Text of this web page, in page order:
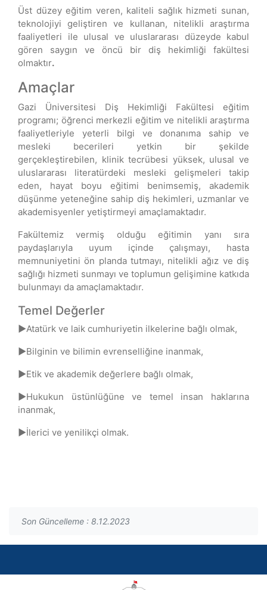
Üst düzey eğitim veren, kaliteli sağlık hizmeti sunan,
teknolojiyi geliştiren ve kullanan, nitelikli araştırma
faaliyetleri ile ulusal ve uluslararası düzeyde kabul
gören saygın ve öncü bir diş hekimliği fakültesi
olmaktır.
Amaçlar
Gazi Üniversitesi Diş Hekimliği Fakültesi eğitim
programı; öğrenci merkezli eğitim ve nitelikli araştırma
faaliyetleriyle yeterli bilgi ve donanıma sahip ve
mesleki becerileri yetkin bir şekilde
gerçekleştirebilen, klinik tecrübesi yüksek, ulusal ve
uluslararası literatürdeki mesleki gelişmeleri takip
eden, hayat boyu eğitimi benimsemiş, akademik
düşünme yeteneğine sahip diş hekimleri, uzmanlar ve
akademisyenler yetiştirmeyi amaçlamaktadır.
Fakültemiz vermiş olduğu eğitimin yanı sıra
paydaşlarıyla uyum içinde çalışmayı, hasta
memnuniyetini ön planda tutmayı, nitelikli ağız ve diş
sağlığı hizmeti sunmayı ve toplumun gelişimine katkıda
bulunmayı da amaçlamaktadır.
Temel Değerler
►Atatürk ve laik cumhuriyetin ilkelerine bağlı olmak,
►Bilginin ve bilimin evrenselliğine inanmak,
►Etik ve akademik değerlere bağlı olmak,
►Hukukun üstünlüğüne ve temel insan haklarına
inanmak,
►İlerici ve yenilikçi olmak.
Son Güncelleme : 8.12.2023